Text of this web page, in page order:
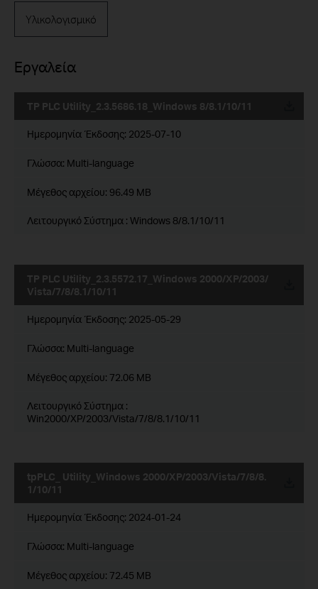
Υλικολογισμικό
Εργαλεία
TP PLC Utility_2.3.5686.18_Windows 8/8.1/10/11
Ημερομηνία Έκδοσης: 2025-07-10
Γλώσσα: Multi-language
Μέγεθος αρχείου: 96.49 MB
Λειτουργικό Σύστημα : Windows 8/8.1/10/11
TP PLC Utility_2.3.5572.17_Windows 2000/XP/2003/
Vista/7/8/8.1/10/11
Ημερομηνία Έκδοσης: 2025-05-29
Γλώσσα: Multi-language
Μέγεθος αρχείου: 72.06 MB
Λειτουργικό Σύστημα :
Win2000/XP/2003/Vista/7/8/8.1/10/11
tpPLC_ Utility_Windows 2000/XP/2003/Vista/7/8/8.
1/10/11
Ημερομηνία Έκδοσης: 2024-01-24
Γλώσσα: Multi-language
Μέγεθος αρχείου: 72.45 MB